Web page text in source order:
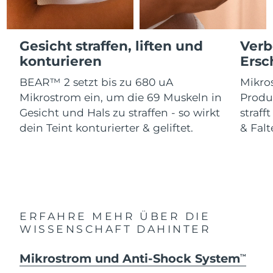
Gesicht straffen, liften und
konturieren
BEAR™ 2 setzt bis zu 680 uA
Mikrostrom ein, um die 69 Muskeln in
Gesicht und Hals zu straffen - so wirkt
dein Teint konturierter & geliftet.
&
ERFAHRE MEHR ÜBER DIE
WISSENSCHAFT DAHINTER
Mikrostrom und Anti-Shock SystemTM
For healthy hair
Kosmetik Männer
Kaufe alles
Isle of Man Erwartete Lieferung
Israel Erwartete Lieferung 8/14/26
Italien Erwartete Lieferung 8/10/26
Japan Erwartete Lieferung 8/13/26
Lettland Erwartete Lieferung
Libanon Erwartete Lieferung 8/11/26